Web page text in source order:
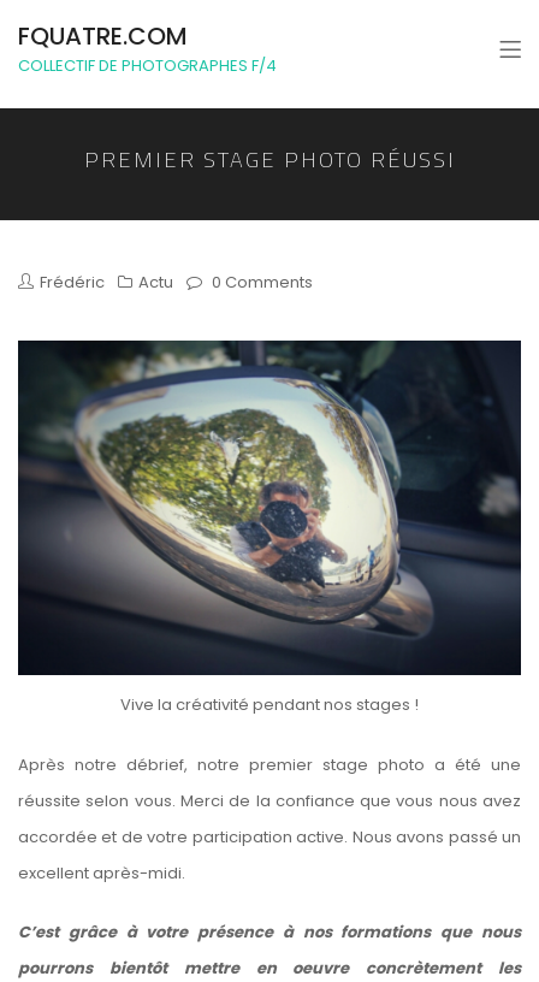
FQUATRE.COM
COLLECTIF DE PHOTOGRAPHES F/4
PREMIER STAGE PHOTO RÉUSSI
Frédéric Actu 0 Comments
Vive la créativité pendant nos stages !
Après notre débrief, notre premier stage photo a été une
réussite selon vous. Merci de la confiance que vous nous avez
accordée et de votre participation active. Nous avons passé un
excellent après-midi.
C’est grâce à votre présence à nos formations que nous
pourrons bientôt mettre en oeuvre concrètement les